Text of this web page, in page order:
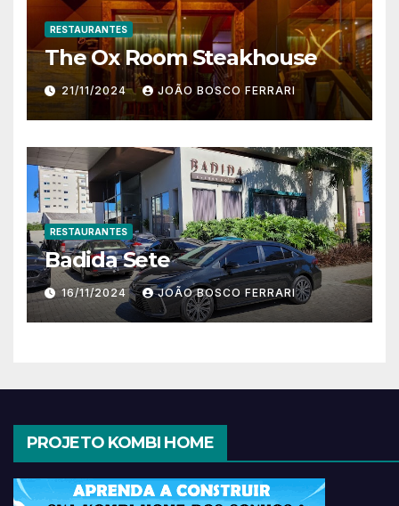
RESTAURANTES
The Ox Room Steakhouse
21/11/2024 JOÃO BOSCO FERRARI
RESTAURANTES
Badida Sete
16/11/2024 JOÃO BOSCO FERRARI
PROJETO KOMBI HOME